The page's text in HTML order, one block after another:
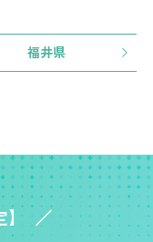
福井県
】